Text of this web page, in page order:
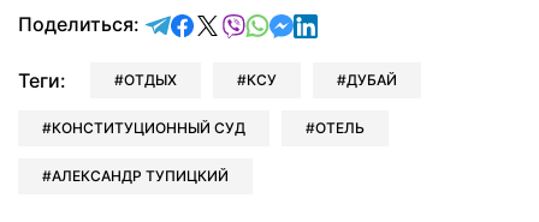
Поделиться: отправить в Telegram
поделиться в Facebook
поделиться в X
отправить в Viber
отправить в Whatsapp
отправить в Messenger
отправить в LinkedIn
Теги: ОТДЫХ КСУ ДУБАЙ
КОНСТИТУЦИОННЫЙ СУД ОТЕЛЬ
АЛЕКСАНДР ТУПИЦКИЙ